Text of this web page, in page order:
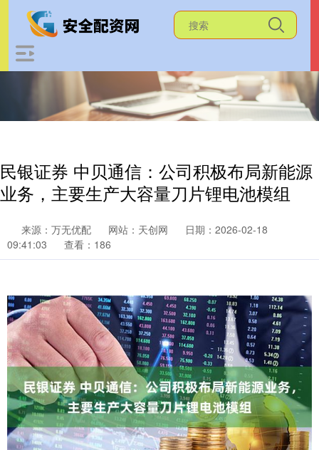
民银证券 中贝通信：公司积极布局新能源
业务，主要生产大容量刀片锂电池模组
来源：万无优配 网站：天创网
日期：2026-02-18
09:41:03
查看：186